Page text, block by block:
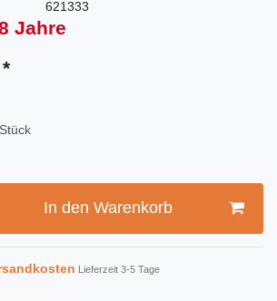
621333
Jahre
*
In den Warenkorb
Lieferzeit 3-5 Tage